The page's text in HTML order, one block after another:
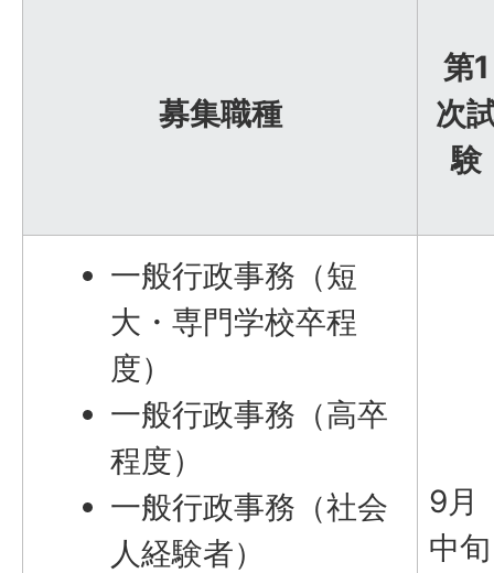
募集職種
第1
次
験
一般行政事務（短
大・専門学校卒程
度）
一般行政事務（高卒
程度）
一般行政事務（社会
人経験者）
9月
中旬